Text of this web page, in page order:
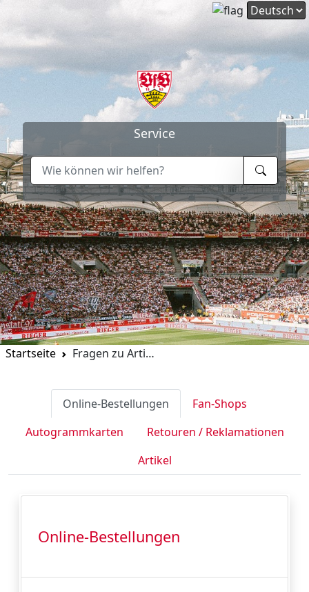
Service
Startseite Fragen zu Artikeln
Online-Bestellungen
Fan-Shops
Autogrammkarten
Retouren / Reklamationen
Artikel
Online-Bestellungen